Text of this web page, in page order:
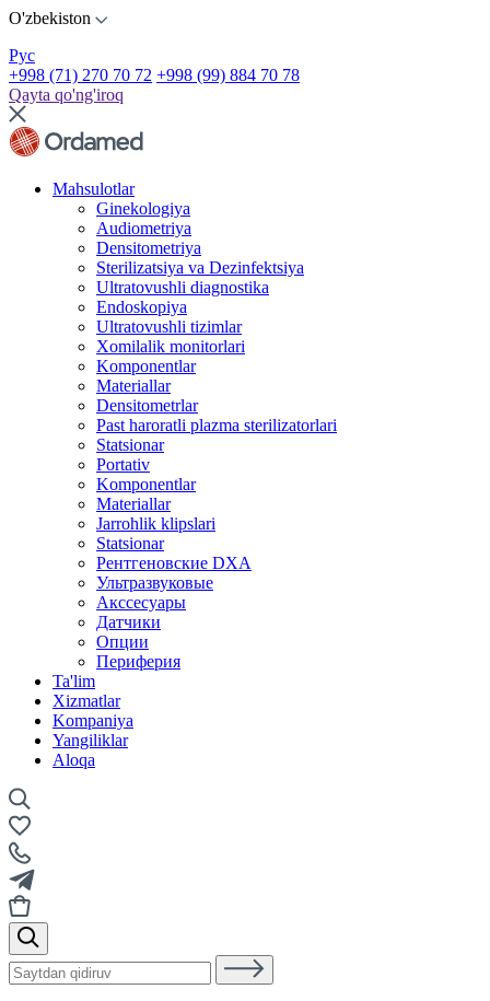
O'zbekiston
Рус
+998 (71) 270 70 72 +998 (99) 884 70 78
Qayta qo'ng'iroq
Mahsulotlar
Ginekologiya
Audiometriya
Densitometriya
Sterilizatsiya va Dezinfektsiya
Ultratovushli diagnostika
Endoskopiya
Ultratovushli tizimlar
Xomilalik monitorlari
Komponentlar
Materiallar
Densitometrlar
Past haroratli plazma sterilizatorlari
Statsionar
Portativ
Komponentlar
Materiallar
Jarrohlik klipslari
Statsionar
Рентгеновские DXA
Ультразвуковые
Акссесуары
Датчики
Опции
Периферия
Ta'lim
Xizmatlar
Kompaniya
Yangiliklar
Aloqa